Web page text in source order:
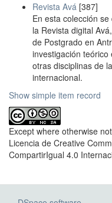
Revista Avá [387]
En esta colección
la Revista digital
de Postgrado en
investigación
otras disciplinas de
internacional.
Show simple item record
Except where otherwise
Licencia de Creative
CompartirIgual 4.0